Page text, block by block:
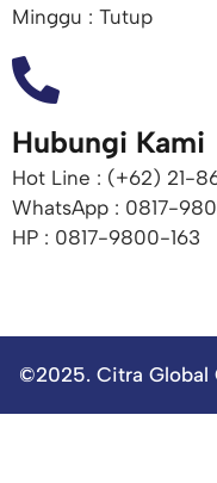
Minggu : Tutup
Hubungi Kami
Hot Line : (+62) 21-
WhatsApp : 0817-
HP : 0817-9800-163
©2025. Citra Global